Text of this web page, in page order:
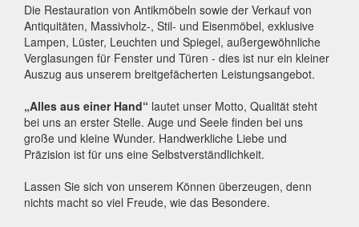
Die Restauration von Antikmöbeln sowie der Verkauf von
Antiquitäten, Massivholz-, Stil- und Eisenmöbel, exklusive
Lampen, Lüster, Leuchten und Spiegel, außergewöhnliche
Verglasungen für Fenster und Türen - dies ist nur ein kleiner
Auszug aus unserem breitgefächerten Leistungsangebot.
„Alles aus einer Hand“ lautet unser Motto, Qualität steht
bei uns an erster Stelle. Auge und Seele finden bei uns
große und kleine Wunder. Handwerkliche Liebe und
Präzision ist für uns eine Selbstverständlichkeit.
Lassen Sie sich von unserem Können überzeugen, denn
nichts macht so viel Freude, wie das Besondere.